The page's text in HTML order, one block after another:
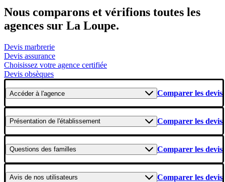
Nous comparons et vérifions toutes les
agences sur La Loupe.
Devis marbrerie
Devis assurance
Choisissez votre agence certifiée
Devis obsèques
Accéderà l'agence Comparer les devis
Présentation de l'établissement Comparer les devis
Questions des familles Comparer les devis
Avis de nos utilisateurs Comparer les devis